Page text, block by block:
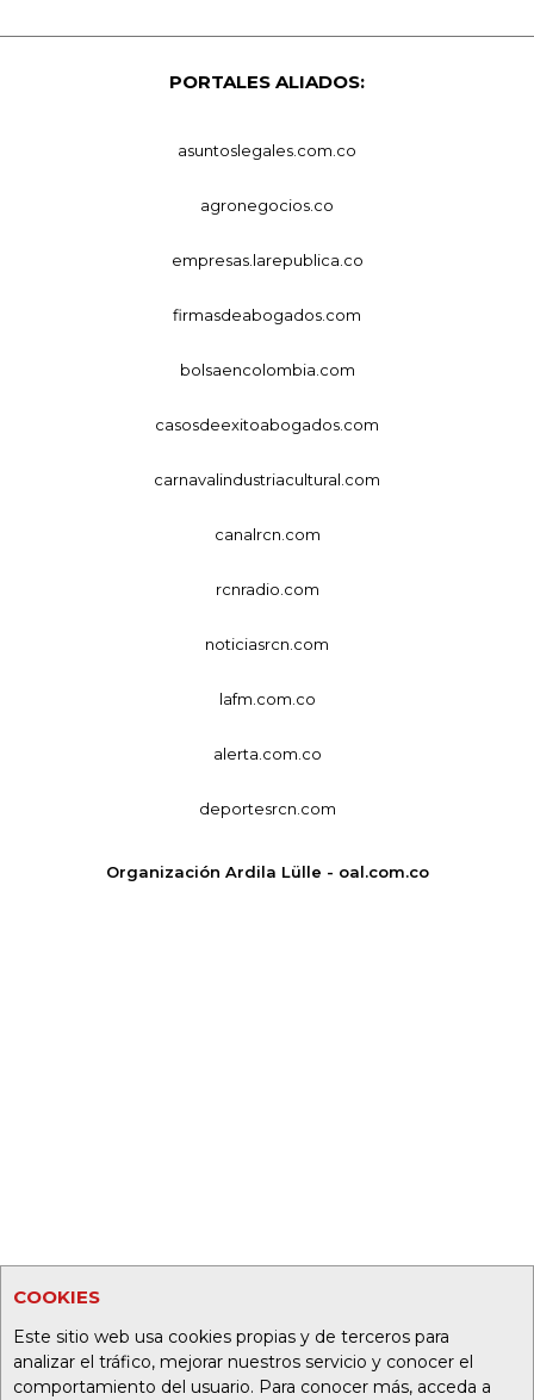
COOKIES
Este sitio web usa cookies propias y de terceros para
analizar el tráfico, mejorar nuestros servicio y conocer el
comportamiento del usuario. Para conocer más, acceda a
PORTALES ALIADOS:
asuntoslegales.com.co
agronegocios.co
empresas.larepublica.co
firmasdeabogados.com
bolsaencolombia.com
casosdeexitoabogados.com
carnavalindustriacultural.com
canalrcn.com
rcnradio.com
noticiasrcn.com
lafm.com.co
alerta.com.co
deportesrcn.com
Organización Ardila Lülle - oal.com.co